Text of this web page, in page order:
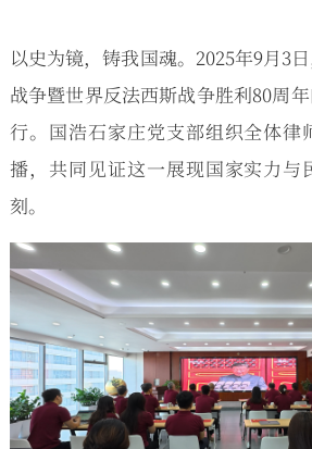
以史为镜，铸我国魂。2025年9月3
战争暨世界反法西斯战争胜利80周
行。国浩石家庄党支部组织全体律
播，共同见证这一展现国家实力与
刻。